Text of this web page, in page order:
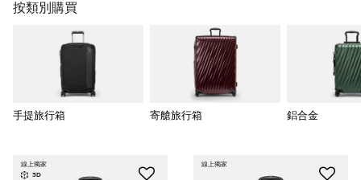
按類別購買
手提旅行箱 寄艙旅行箱 鋁合金
線上獨家
3D
線上獨家